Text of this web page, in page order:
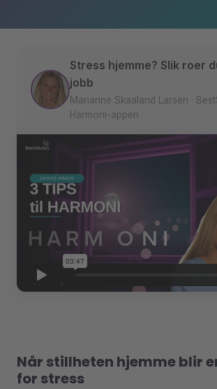
Stress hjemme? Slik roer
jobb
Marianne Skaaland Larsen ·
Harmoni-appen
Når stillheten hjemme blir
for stress